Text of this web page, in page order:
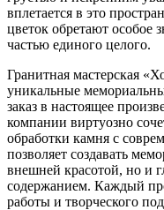
вплетается в это
цветок обретают особое
частью единого целого.
Гранитная мастерская
уникальные
заказ в настоящее
компании виртуозно
обработки камня с
позволяет создавать
внешней красотой, но и
содержанием. Каждый
работы и творческого